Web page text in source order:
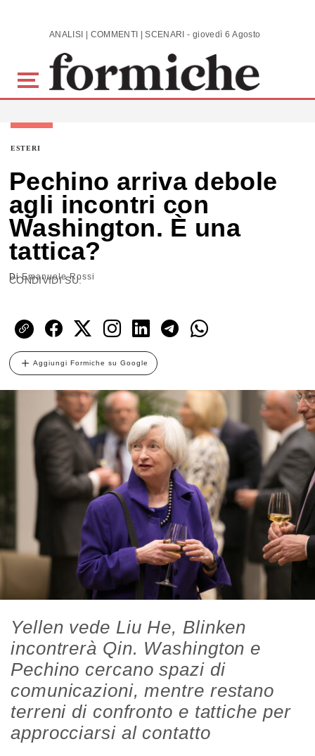
Skip to main content ANALISI | COMMENTI | SCENARI - giovedì 6 Agosto 2026
ESTERI
Pechino arriva debole
agli incontri con
Washington. È una
tattica?
DiEmanuele Rossi
CONDIVIDI SU:
Aggiungi Formiche su Google
Yellen vede Liu He, Blinken
incontrerà Qin. Washington e
Pechino cercano spazi di
comunicazioni, mentre restano
terreni di confronto e tattiche per
approcciarsi al contatto